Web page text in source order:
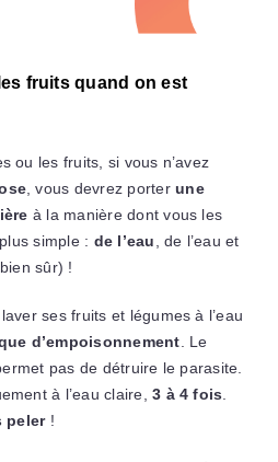
fruits quand on est
ou les fruits, si vous n’avez
, vous devrez porterune
à la manière dont vous les
simple : de l’eau , de l’eau et
sûr) !
ses fruits et légumes à l’eau
d’empoisonnement . Le
pas de détruire le parasite.
à l’eau claire,3 à 4 fois
peler!